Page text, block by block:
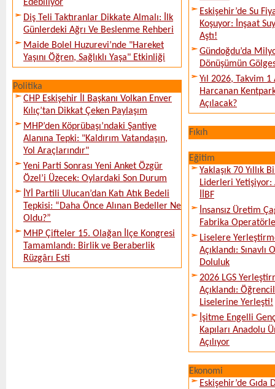
Edebiliyor
Diş Teli Taktıranlar Dikkate Almalı: İlk
Günlerdeki Ağrı Ve Beslenme Rehberi
Maide Bolel Huzurevi’nde "Hareket
Yaşını Öğren, Sağlıklı Yaşa" Etkinliği
Politika
CHP Eskişehir İl Başkanı Volkan Enver
Kılıç’tan Dikkat Çeken Paylaşım
MHP’den Köprübaşı’ndaki Şantiye
Alanına Tepki: "Kaldırım Vatandaşın,
Yol Araçlarındır"
Yeni Parti Sonrası Yeni Anket Özgür
Özel’i Üzecek: Oylardaki Son Durum
İYİ Partili Ulucan’dan Katı Atık Bedeli
Tepkisi: “Daha Önce Alınan Bedeller Ne
Oldu?”
MHP Çifteler 15. Olağan İlçe Kongresi
Tamamlandı: Birlik ve Beraberlik
Rüzgârı Esti
Eskişehir’de Su
Koşuyor: İnşaat
Aştı!
Gündoğdu’da
Dönüşümün
Yıl 2026, Takvim
Harcanan
Açılacak?
Fıkıh
Eğitim
Yaklaşık 70 Yıllık
Liderleri
İİBF
İnsansız Üretim
Fabrika
Liselere
Açıklandı:
Doluluk
2026 LGS
Açıklandı:
Liselerine Yerleşti!
İşitme Engelli
Kapıları Anadolu
Açılıyor
Ekonomi
Eskişehir’de